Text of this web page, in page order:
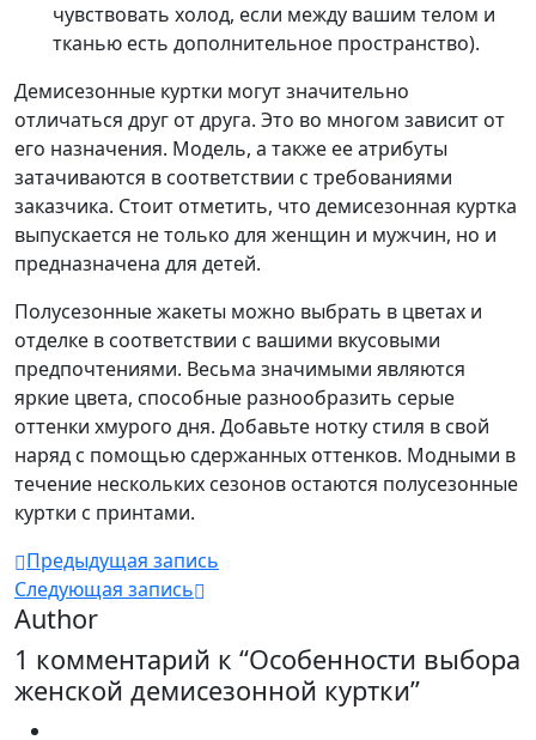
чувствовать холод, если между вашим телом и
тканью есть дополнительное пространство).
Демисезонные куртки могут значительно
отличаться друг от друга. Это во многом зависит от
его назначения. Модель, а также ее атрибуты
затачиваются в соответствии с требованиями
заказчика. Стоит отметить, что демисезонная куртка
выпускается не только для женщин и мужчин, но и
предназначена для детей.
Полусезонные жакеты можно выбрать в цветах и
отделке в соответствии с вашими вкусовыми
предпочтениями. Весьма значимыми являются
яркие цвета, способные разнообразить серые
оттенки хмурого дня. Добавьте нотку стиля в свой
наряд с помощью сдержанных оттенков. Модными в
течение нескольких сезонов остаются полусезонные
куртки с принтами.
Предыдущая запись
Следующая запись
Author
1 комментарий к “Особенности выбора
женской демисезонной куртки”